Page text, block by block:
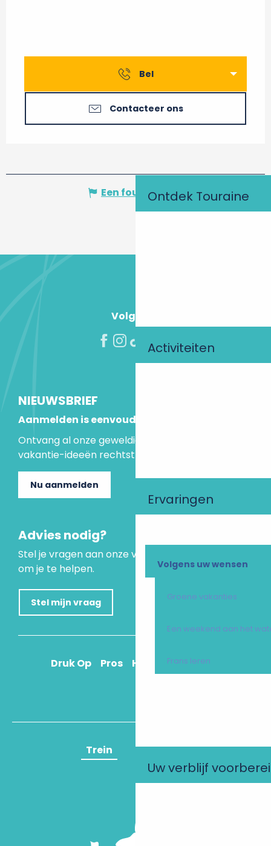
Ontdek Touraine
Activiteiten
Ervaringen
Volgens uw wensen
Groene vakanties
Een weekend aan het
Frans leren
Uw verblijf
Bel
Contacteer ons
Een fout melden
Volg ons!
NIEUWSBRIEF
Aanmelden is eenvoudig
Ontvang al onze geweldige aanbiedingen en
vakantie-ideeën rechtstreeks in je inbox.
Nu aanmelden
Advies nodig?
Stel je vragen aan onze virtuele assistent, die er is
om je te helpen.
Stel mijn vraag
Druk Op Pros Hoe kom ik daar?
Trein Vliegtuig